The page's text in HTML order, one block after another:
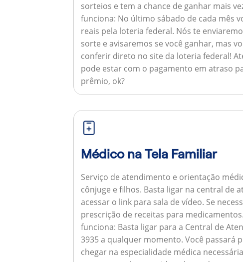
sorteios e tem a chance de ganhar mais
funciona: No último sábado de cada mês
reais pela loteria federal. Nós te
sorte e avisaremos se você ganhar, mas
conferir direto no site da loteria federal!
pode estar com o pagamento em atraso
prêmio, ok?
Médico na Tela Familiar
Serviço de atendimento e orientação
cônjuge e filhos. Basta ligar na central de
acessar o link para sala de vídeo. Se
prescrição de receitas para medicamentos.
funciona: Basta ligar para a Central de
3935 a qualquer momento. Você passará
chegar na especialidade médica